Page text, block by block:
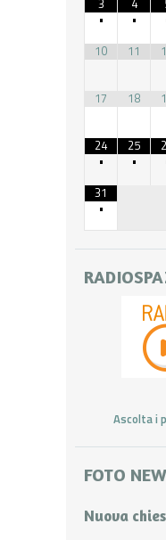
3
•
4
•
10 11
17
18
24
•
25
•
31
•
Ascolta i
FOTO
Nuova